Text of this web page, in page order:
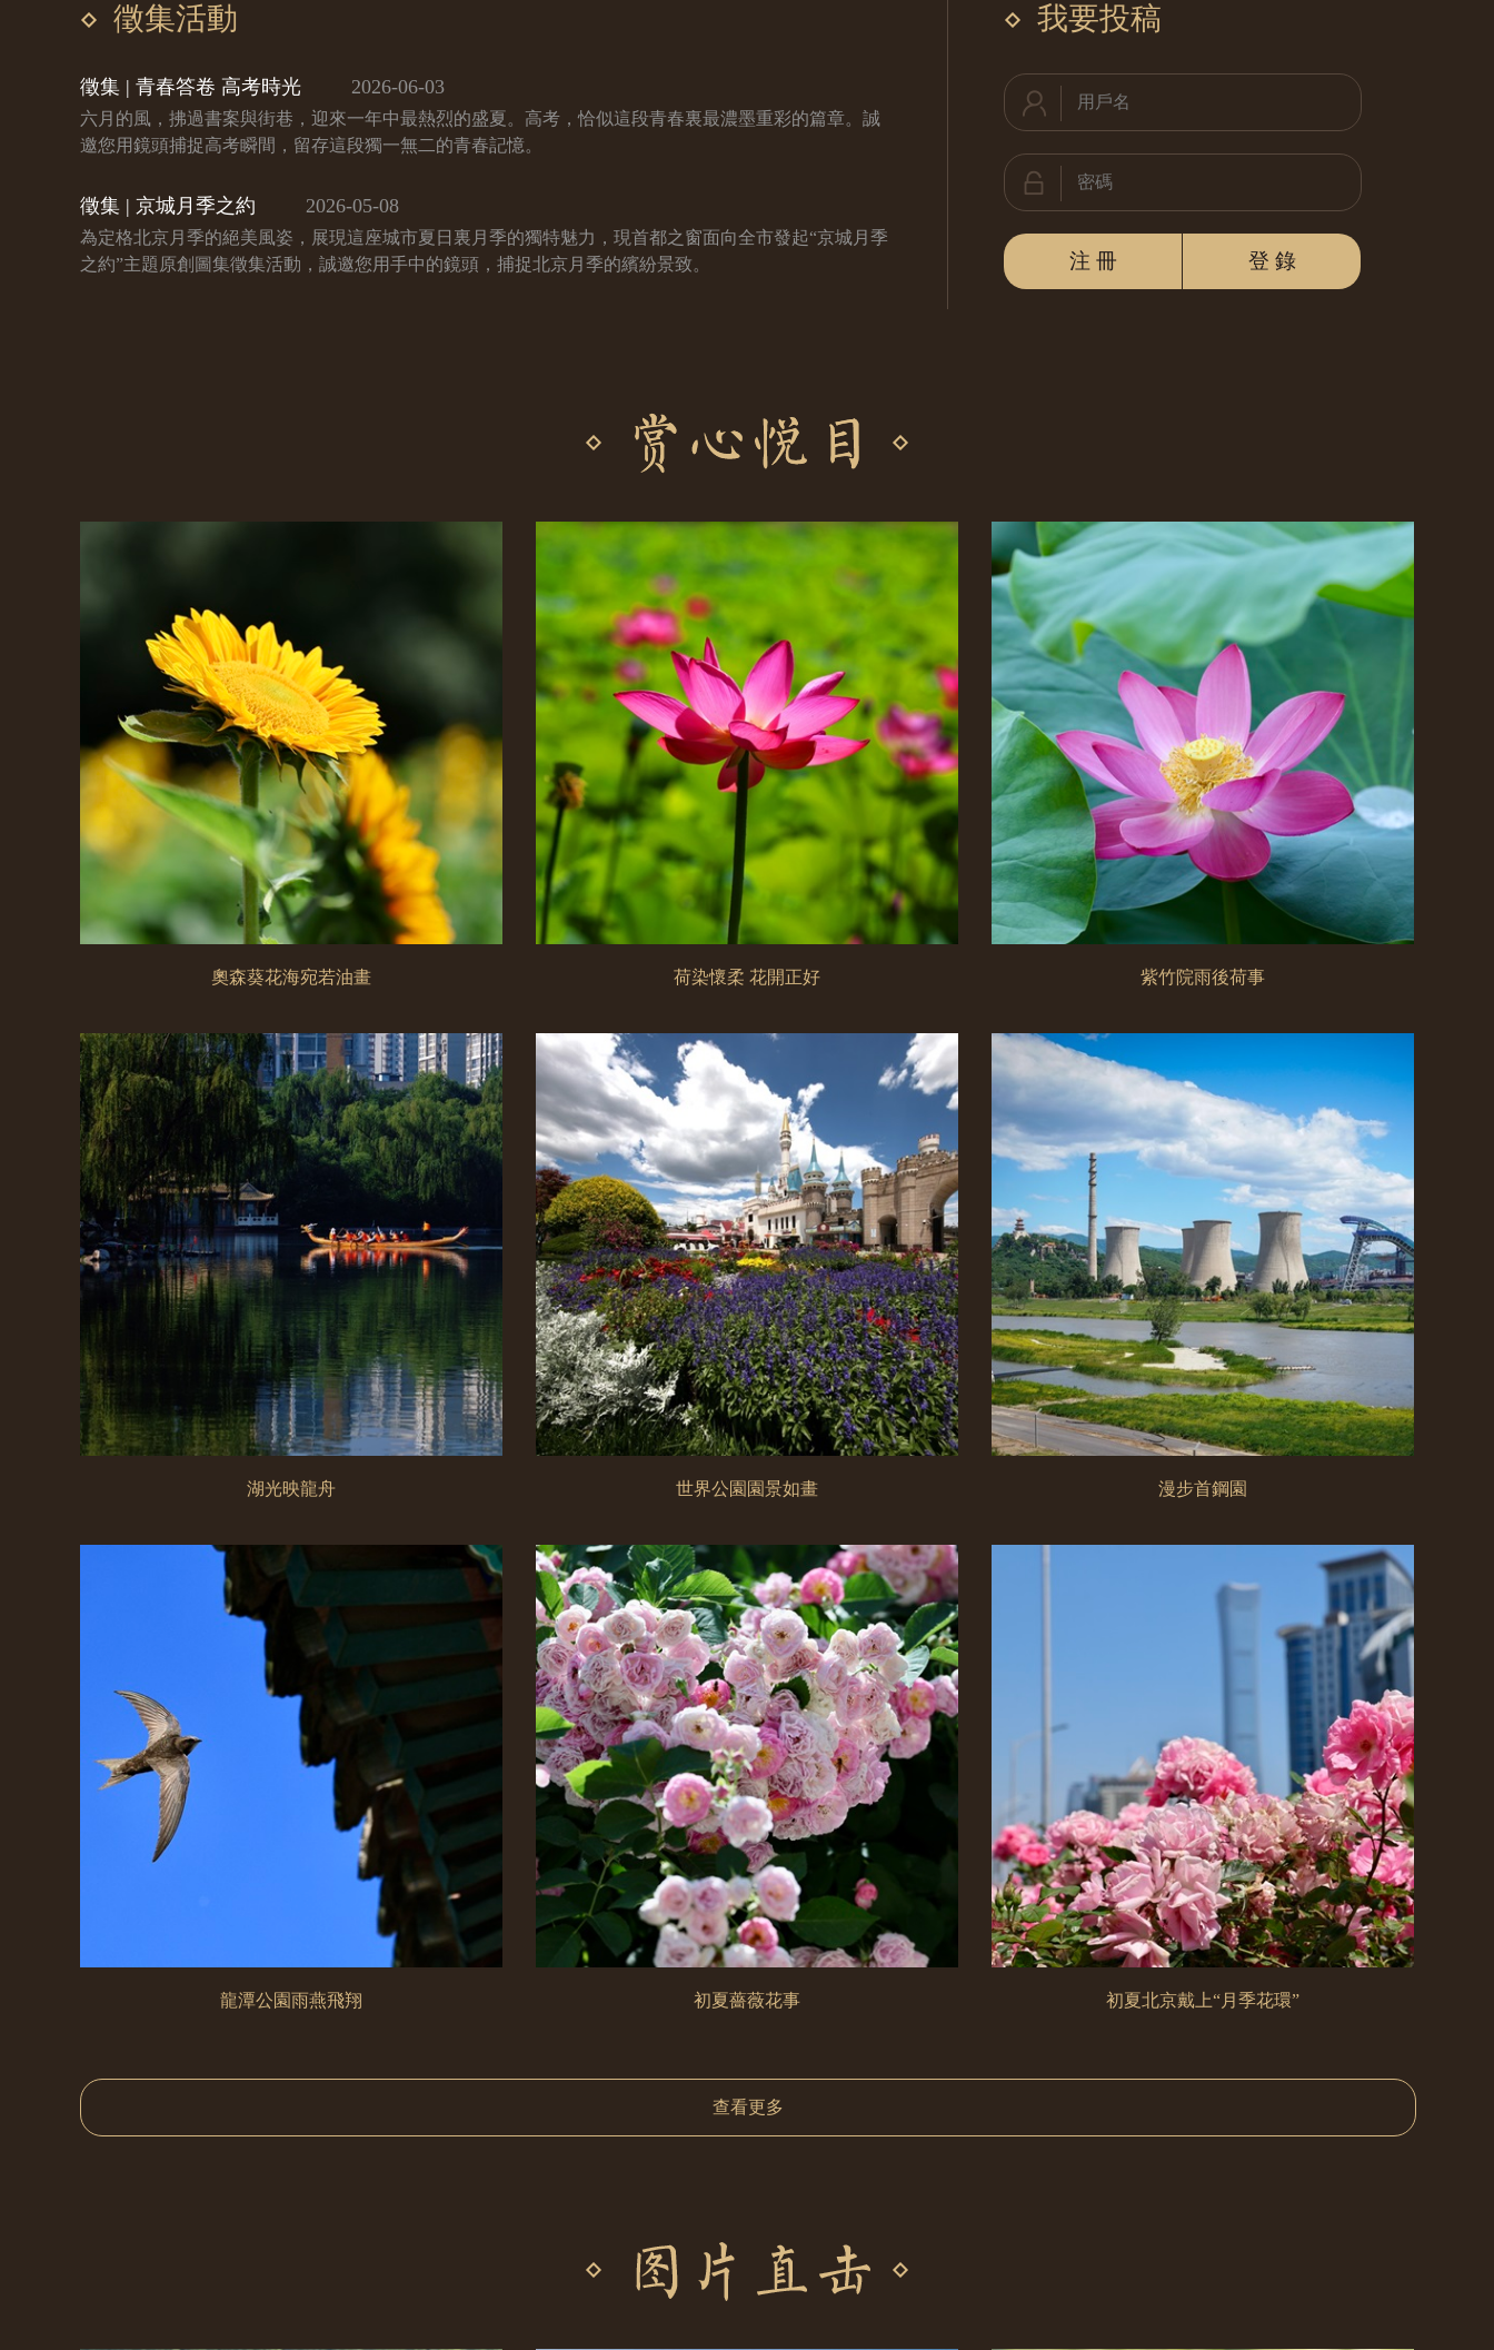
徵集活動
徵集 | 青春答卷 高考時光 2026-06-03
六月的風，拂過書案與街巷，迎來一年中最熱烈的盛夏。高考，恰似這段青春裏最濃墨重彩的篇章。誠
邀您用鏡頭捕捉高考瞬間，留存這段獨一無二的青春記憶。
徵集 | 京城月季之約 2026-05-08
為定格北京月季的絕美風姿，展現這座城市夏日裏月季的獨特魅力，現首都之窗面向全市發起“京城月季
之約”主題原創圖集徵集活動，誠邀您用手中的鏡頭，捕捉北京月季的繽紛景致。
我要投稿
注 冊 登 錄
奧森葵花海宛若油畫 荷染懷柔 花開正好 紫竹院雨後荷事
湖光映龍舟 世界公園園景如畫 漫步首鋼園
龍潭公園雨燕飛翔 初夏薔薇花事 初夏北京戴上“月季花環”
查看更多